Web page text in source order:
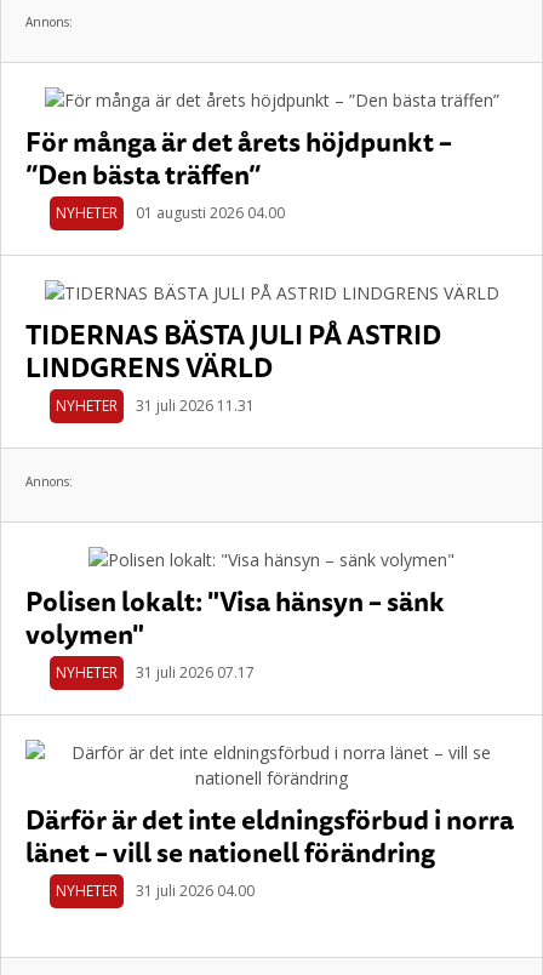
Annons:
För många är det årets höjdpunkt –
”Den bästa träffen”
NYHETER 01 augusti 2026 04.00
TIDERNAS BÄSTA JULI PÅ ASTRID
LINDGRENS VÄRLD
NYHETER 31 juli 2026 11.31
Annons:
Polisen lokalt: "Visa hänsyn – sänk
volymen"
NYHETER 31 juli 2026 07.17
Därför är det inte eldningsförbud i norra
länet – vill se nationell förändring
NYHETER 31 juli 2026 04.00